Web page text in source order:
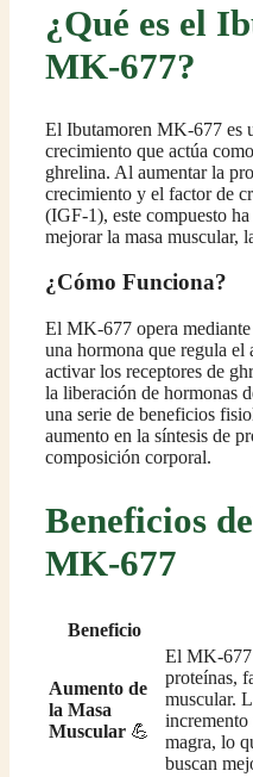
¿Qué es el
MK-677?
El Ibutamoren MK-677 es
crecimiento que actúa
ghrelina. Al aumentar la
crecimiento y el factor de
(IGF-1), este compuesto
mejorar la masa muscular,
¿Cómo Funciona?
El MK-677 opera
una hormona que regula
activar los receptores de
la liberación de hormonas
una serie de beneficios
aumento en la síntesis de
composición corporal.
Beneficios
MK-677
Beneficio
Aumento de
la Masa
Muscular 💪
El MK-677
proteínas,
muscular.
incremento
magra, lo
buscan